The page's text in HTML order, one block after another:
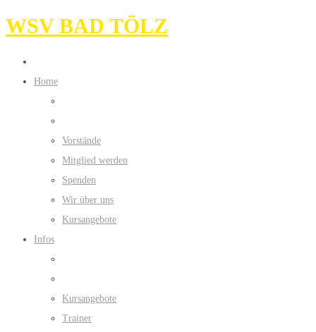
WSV BAD TÖLZ
Home
Vorstände
Mitglied werden
Spenden
Wir über uns
Kursangebote
Infos
Kursangebote
Trainer